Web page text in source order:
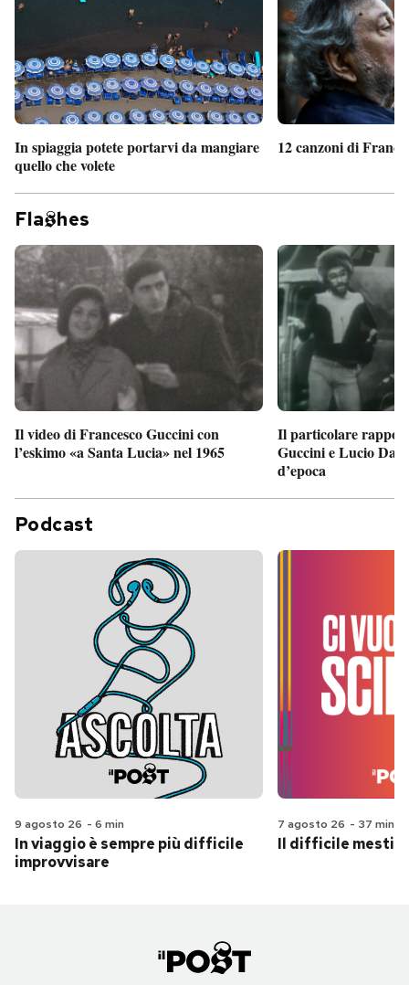
In spiaggia potete portarvi da mangiare
quello che volete
12 canzoni di
Fla hes
Il video di Francesco Guccini con
l’eskimo «a Santa Lucia» nel 1965
Il particolare
Guccini e Lucio
d’epoca
Podcast
9 agosto 26 - 6 min
In viaggio è sempre più difficile
improvvisare
7 agosto 26 - 37 min
Il difficile